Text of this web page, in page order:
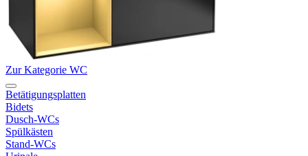
Zur Kategorie WC
Betätigungsplatten
Bidets
Dusch-WCs
Spülkästen
Stand-WCs